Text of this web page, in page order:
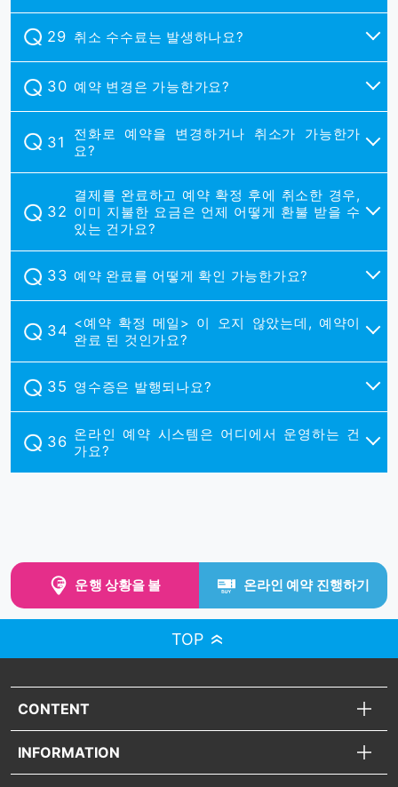
취소 수수료는 발생하나요?
예약 변경은 가능한가요?
전화로 예약을 변경하거나 취소가 가능한가
요?
결제를 완료하고 예약 확정 후에 취소한 경우,
이미 지불한 요금은 언제 어떻게 환불 받을 수
있는 건가요?
예약 완료를 어떻게 확인 가능한가요?
<예약 확정 메일> 이 오지 않았는데, 예약이
완료 된 것인가요?
영수증은 발행되나요?
온라인 예약 시스템은 어디에서 운영하는 건
가요?
운행 상황을 볼 온라인 예약 진행하기
TOP
CONTENT
INFORMATION